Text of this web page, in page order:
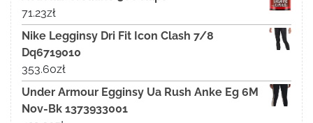
71.23zł
Nike Legginsy Dri Fit Icon Clash 7/8
Dq6719010
353.60zł
Under Armour Egginsy Ua Rush Anke Eg 6M
Nov-Bk 1373933001